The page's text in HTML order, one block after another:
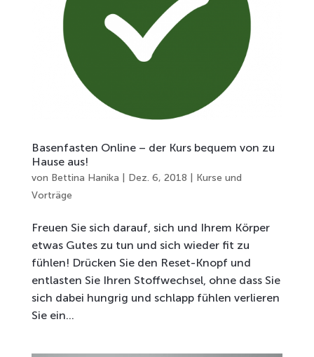
Basenfasten Online – der Kurs bequem von zu
Hause aus!
von Bettina Hanika Dez. 6, 2018
Kurse und
Vorträge
Freuen Sie sich darauf, sich und Ihrem Körper
etwas Gutes zu tun und sich wieder fit zu
fühlen! Drücken Sie den Reset-Knopf und
entlasten Sie Ihren Stoffwechsel, ohne dass Sie
sich dabei hungrig und schlapp fühlen verlieren
Sie ein...